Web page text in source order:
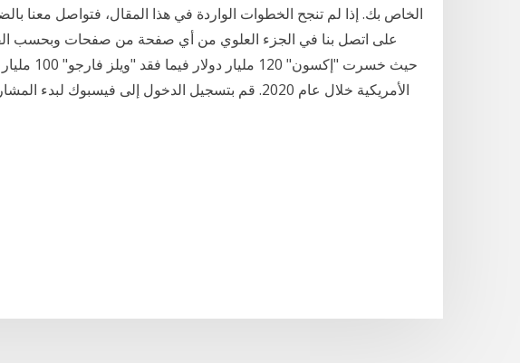
على اتصل بنا في الجزء العلوي من أي صفحة من صفحات وبحسب
حيث خسرت
الأمريكية خلال عام 2020. قم بتسجيل الدخول إلى